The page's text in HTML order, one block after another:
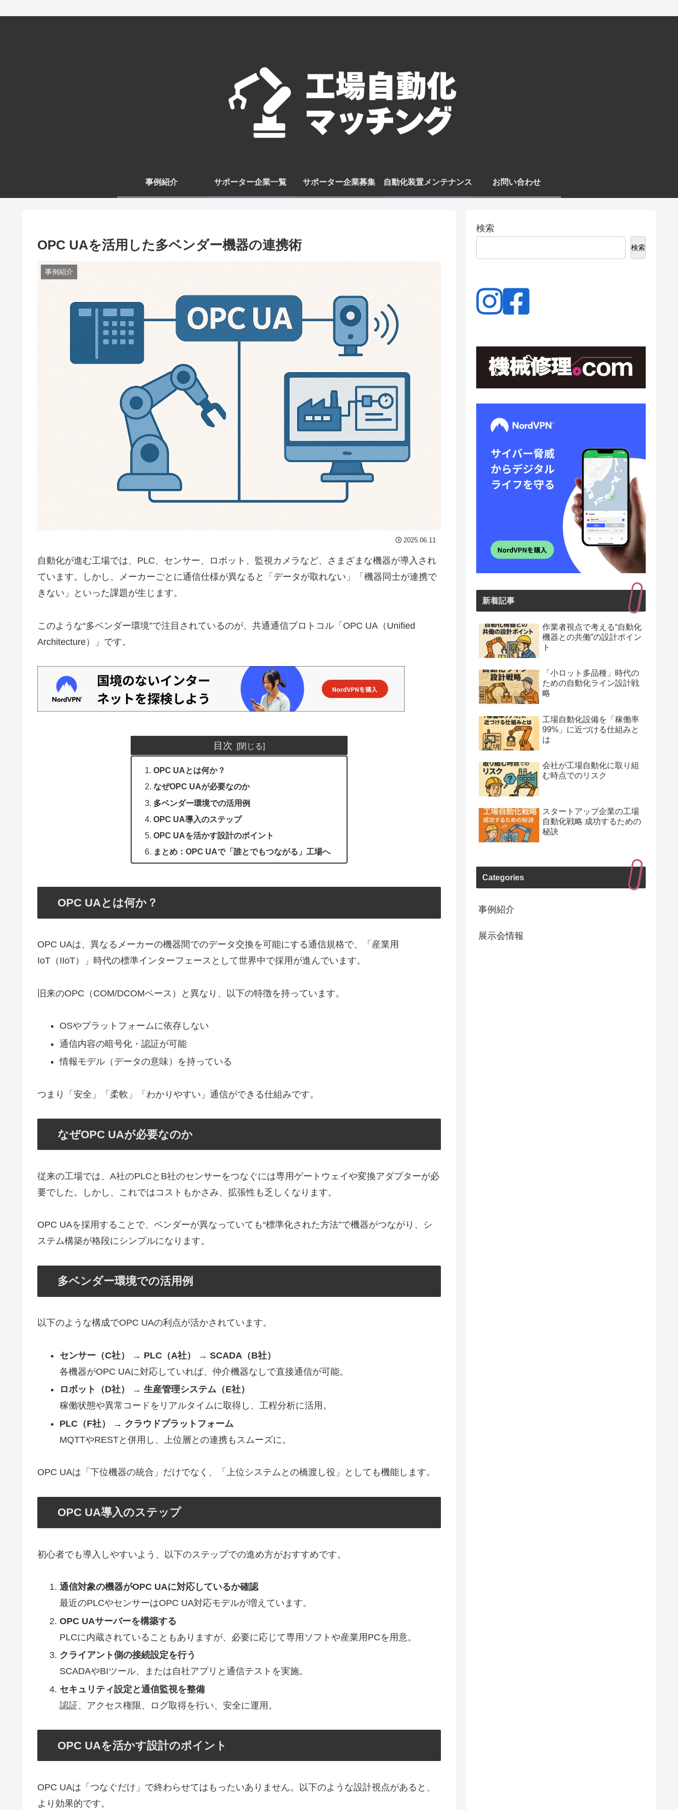
事例紹介 サポーター企業一覧 サポーター企業募集 自動化装置メンテナンス お問い合わせ
OPC UAを活用した多ベンダー機器の連携術
事例紹介
2025.06.11
自動化が進む工場では、PLC、センサー、ロボット、監視カメラなど、さまざまな機器が導入され
ています。しかし、メーカーごとに通信仕様が異なると「データが取れない」「機器同士が連携で
きない」といった課題が生じます。
このような“多ベンダー環境”で注目されているのが、共通通信プロトコル「OPC UA（Unified
Architecture）」です。
目次
OPC UAとは何か？
なぜOPC UAが必要なのか
多ベンダー環境での活用例
OPC UA導入のステップ
OPC UAを活かす設計のポイント
まとめ：OPC UAで「誰とでもつながる」工場へ
OPC UAとは何か？
OPC UAは、異なるメーカーの機器間でのデータ交換を可能にする通信規格で、「産業用
IoT（IIoT）」時代の標準インターフェースとして世界中で採用が進んでいます。
旧来のOPC（COM/DCOMベース）と異なり、以下の特徴を持っています。
OSやプラットフォームに依存しない
通信内容の暗号化・認証が可能
情報モデル（データの意味）を持っている
つまり「安全」「柔軟」「わかりやすい」通信ができる仕組みです。
なぜOPC UAが必要なのか
従来の工場では、A社のPLCとB社のセンサーをつなぐには専用ゲートウェイや変換アダプターが必
要でした。しかし、これではコストもかさみ、拡張性も乏しくなります。
OPC UAを採用することで、ベンダーが異なっていても“標準化された方法”で機器がつながり、シ
ステム構築が格段にシンプルになります。
多ベンダー環境での活用例
以下のような構成でOPC UAの利点が活かされています。
センサー（C社） → PLC（A社） → SCADA（B社）
各機器がOPC UAに対応していれば、仲介機器なしで直接通信が可能。
ロボット（D社） → 生産管理システム（E社）
稼働状態や異常コードをリアルタイムに取得し、工程分析に活用。
PLC（F社） → クラウドプラットフォーム
MQTTやRESTと併用し、上位層との連携もスムーズに。
OPC UAは「下位機器の統合」だけでなく、「上位システムとの橋渡し役」としても機能します。
OPC UA導入のステップ
初心者でも導入しやすいよう、以下のステップでの進め方がおすすめです。
通信対象の機器がOPC UAに対応しているか確認
最近のPLCやセンサーはOPC UA対応モデルが増えています。
OPC UAサーバーを構築する
PLCに内蔵されていることもありますが、必要に応じて専用ソフトや産業用PCを用意。
クライアント側の接続設定を行う
SCADAやBIツール、または自社アプリと通信テストを実施。
セキュリティ設定と通信監視を整備
認証、アクセス権限、ログ取得を行い、安全に運用。
OPC UAを活かす設計のポイント
OPC UAは「つなぐだけ」で終わらせてはもったいありません。以下のような設計視点があると、
より効果的です。
検索
検索
新着記事
作業者視点で考える“自動化
機器との共働”の設計ポイン
ト
「小ロット多品種」時代の
ための自動化ライン設計戦
略
工場自動化設備を「稼働率
99%」に近づける仕組みと
は
会社が工場自動化に取り組
む時点でのリスク
スタートアップ企業の工場
自動化戦略 成功するための
秘訣
Categories
事例紹介
展示会情報